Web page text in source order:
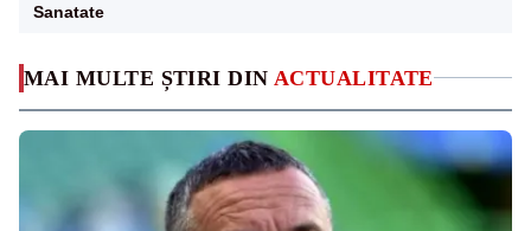
MAI MULTE ȘTIRI DIN ACTUALITATE
Sanatate